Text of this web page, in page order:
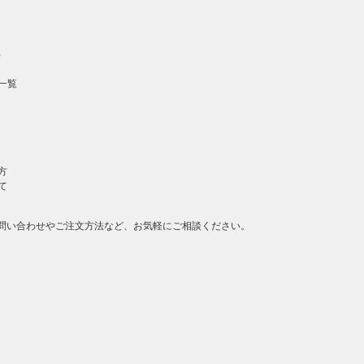
覧
い合わせやご注文方法など、お気軽にご相談ください。